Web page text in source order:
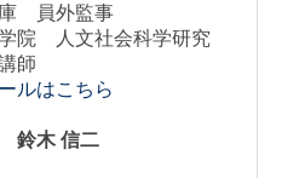
員外監事
院 人文社会科学研究
師
ルはこちら
鈴木 信二